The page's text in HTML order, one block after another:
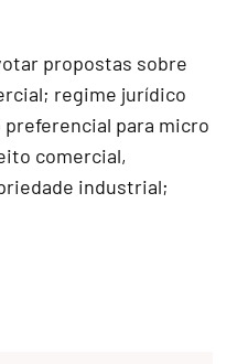
propostas sobre
regime jurídico
para micro
comercial,
industrial;